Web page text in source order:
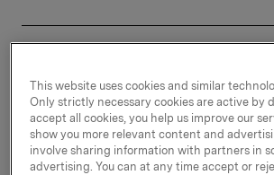
Beløp i mill. kroner 2003
This website uses cookies and similar
Only strictly necessary cookies are active by
accept all cookies, you help us improve our
show you more relevant content and
involve sharing information with partners in
advertising. You can at any time accept or